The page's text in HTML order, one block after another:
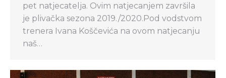
pet natjecatelja. Ovim natjecanjem završila
je plivačka sezona 2019./2020.Pod vodstvom
trenera Ivana Koščevića na ovom natjecanju
naš…